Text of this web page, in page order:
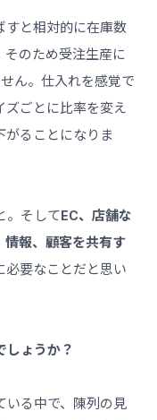
すと相対的に在庫数
そのため受注生産に
ん。仕入れを感覚で
ズごとに比率を変え
がることになりま
。そしてEC、店舗な
情報、顧客を共有す
必要なことだと思い
しょうか？
いる中で、陳列の見